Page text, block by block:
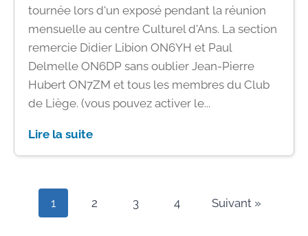
tournée lors d'un exposé pendant la réunion
mensuelle au centre Culturel d'Ans. La section
remercie Didier Libion ON6YH et Paul
Delmelle ON6DP sans oublier Jean-Pierre
Hubert ON7ZM et tous les membres du Club
de Liège. (vous pouvez activer le...
Lire la suite
1 2 3 4 Suivant »